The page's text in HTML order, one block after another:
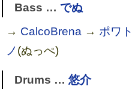
Bass … でぬ
→ CalcoBrena → ポワ
ノ(ぬっぺ)
Drums … 悠介